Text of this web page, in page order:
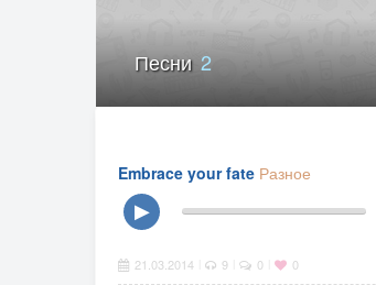
Песни2
Embrace your fate Разное
▶
21.03.2014 9 0 0